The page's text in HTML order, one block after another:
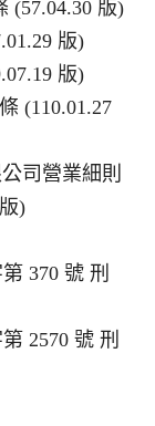
(57.04.30 版)
版)
版)
(110.01.27
司營業細則
)
370 號 刑
2570 號 刑